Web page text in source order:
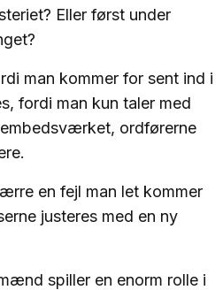
Eller først under
man kommer for sent ind i
fordi man kun taler med
ordførerne
en fejl man let kommer
justeres med en ny
spiller en enorm rolle i